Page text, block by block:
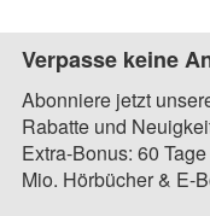
Verpasse keine
Abonniere jetzt
Rabatte und
Extra-Bonus: 60
Mio. Hörbücher & E-